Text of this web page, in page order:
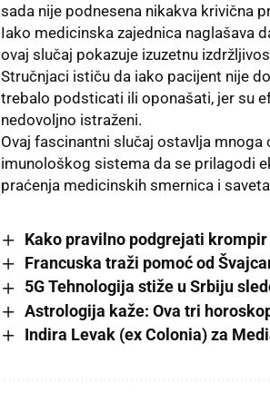
sada nije podnesena nikakva krivična
Iako medicinska zajednica naglašava
ovaj slučaj pokazuje izuzetnu
Stručnjaci ističu da iako pacijent nije
trebalo podsticati ili oponašati, jer su
nedovoljno istraženi.
Ovaj fascinantni slučaj ostavlja
imunološkog sistema da se prilagodi
praćenja medicinskih smernica i
Kako pravilno podgrejati krompir
Francuska traži pomoć od
5G Tehnologija stiže u Srbiju
Astrologija kaže: Ova tri
Indira Levak (ex Colonia) za